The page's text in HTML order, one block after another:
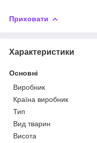
Приховати
Характеристики
Основні
Виробник
Країна виробник
Тип
Вид тварин
Висота